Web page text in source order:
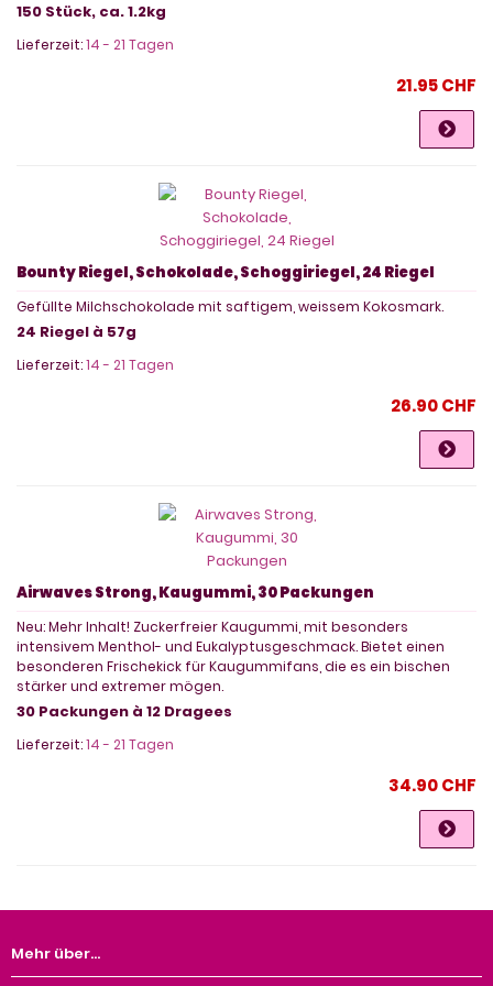
150 Stück, ca. 1.2kg
Lieferzeit:14 - 21 Tagen
21.95 CHF
Bounty Riegel, Schokolade, Schoggiriegel, 24 Riegel
Gefüllte Milchschokolade mit saftigem, weissem Kokosmark.
24 Riegel à 57g
Lieferzeit:14 - 21 Tagen
26.90 CHF
Airwaves Strong, Kaugummi, 30 Packungen
Neu: Mehr Inhalt! Zuckerfreier Kaugummi, mit besonders
intensivem Menthol- und Eukalyptusgeschmack. Bietet einen
besonderen Frischekick für Kaugummifans, die es ein bischen
stärker und extremer mögen.
30 Packungen à 12 Dragees
Lieferzeit:14 - 21 Tagen
34.90 CHF
Mehr über...